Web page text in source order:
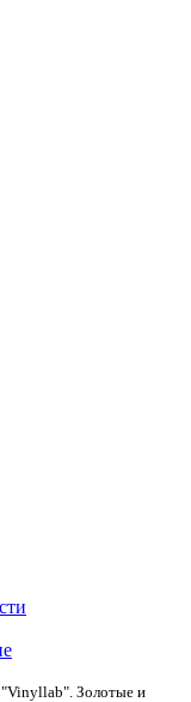
"Vinyllab". Золотые и